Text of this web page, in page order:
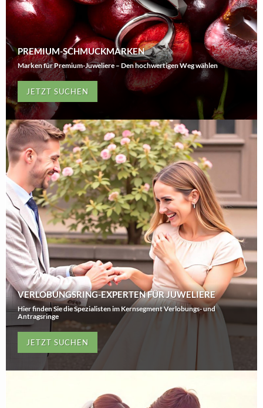
PREMIUM-SCHMUCKMARKEN
Marken für Premium-Juweliere – Den hochwertigen Weg wählen
JETZT SUCHEN
VERLOBUNGSRING-EXPERTEN FÜR JUWELIERE
Hier finden Sie die Spezialisten im Kernsegment Verlobungs- und
Antragsringe
JETZT SUCHEN